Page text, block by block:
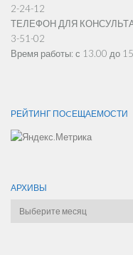
2-24-12
ТЕЛЕФОН ДЛЯ
3-51-02
Время работы: с 13.00 до
РЕЙТИНГ ПОCЕЩАЕМОСТИ
АРХИВЫ
Архивы